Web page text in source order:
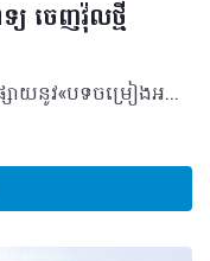
យ ចេញវ៉ុលថ្មី
ថ្ងៃមុន មាននិស្សិតពេទ្យមួយរូបបានចេញផ្សាយនូវ«បទចម្រៀងអង្រួនបេះដូងនិស្សិតពេទ្យ (Vol I)» (បើមិនទាន់អានទេ អាចចុចអាន ត្រង់នេះ បាន) !!! ក្រុមការងារ ក៏បានប្រមូលនូវមតិយោបល់ និងពាក្យណែនាំខ្លះៗរបស់ប្រិយមិត្តអ្នកអាន ជាពិសេសនិស្សិតពេទ្យដទៃទៀត ហើយចងក្រងជាវ៉ុលថ្មីនេះ... ចង់ដឹងថា វ៉ុលនេះ មានអ្វីប្លែកខ្លះ? ហើយអង្រួនបេះដូងដល់កម្រិតណានោះ? តោះ! អានខាងក្រោមជាមួយគ្នា… 1.ដាក់ Braceបេះដូង 2.មាន You, Meលែងត្រូវការ Ibuprofen 3.ជួសឈាម ជំពាក់ស្នេហ៍ 4.មានវ៉ាក់សាំងណាចាក់ឲ្យឈប់នឹកគេ? 5.សារភាពស្នេហ៍តាមវេជ្ជបញ្ជាបេះដូង 6.ត្រូវការអ្នកវាស់ចង្វាក់បេះដូង 7.ស្នេហាអូន/បង មិន resistance 8.ស្រលាញ់មនុស្សម្នាក់ មិនគិតពីក្រុមឈាម 9.ច្រណែនអ្នកថែបេះដូងYou មិនមែន Me 10.ពេលស្តារ មានគេនៅក្បែរ សែនកក់ក្តៅ 11.អូន/បង ជាVidalរបស់បង/អូន 12.ជួបស្នេហ៍ពេលរៀន Botanique 13.បានមើលត្រឹម Anatomy បង 14.ឃើញអូន/បង បង/អូនចង់លេប Para(cetamol) 15.You are my Ibu បើមានអ្វីចង់ចែករំលែកបន្ថែម អាចcommentខាងក្រោមនេះបាន បើបានច្រើន ក្រុមការងារនឹងចងក្រងជាវ៉ុលបន្ទាប់ផងដែរ…ហើយបើមានអ្នកចាប់អារម្មណ៍ចង់សរសេរជាបទចម្រៀងមែនទែននោះ កុំភ្លេចប្រាប់ដល់ក្រុមការងារឲ្យបានដឹងផង… ©2018 រក្សាសិទ្ធិគ្រប់យ៉ាង​ដោយ Healthtime Corporation ចំពោះគ្រប់អត្ថបទដោយគ្មានផ្នែកណាមួយត្រូវបោះពុម្ពផ្សាយចូល ប្រព័ន្ធអ៊ីនធឺណែតឧបករណ៍អេឡិចត្រូនិកអាត់ជាសំឡេងឬថតចំលងគ្រប់រូបភាពដោយគ្មានការអនុញ្ញាតឡើយ